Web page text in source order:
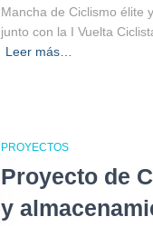
Mancha de Ciclismo élite
junto con la I Vuelta
Leer más…
PROYECTOS
Proyecto de
y